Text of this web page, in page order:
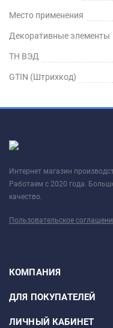
Место применения
Декоративные элементы
ТН ВЭД
GTIN (Штрихкод)
Интернет магазин
Работаем с 2020 года.
качество.
Пользовательское
КОМПАНИЯ
ДЛЯ ПОКУПАТЕЛЕЙ
ЛИЧНЫЙ КАБИНЕТ